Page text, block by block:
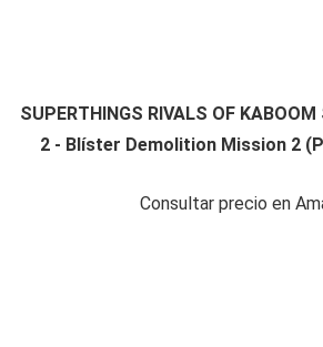
SUPERTHINGS RIVALS OF
2 - Blíster Demolition Mission 2
Consultar precio en